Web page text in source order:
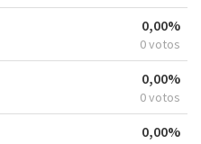
0,00%
0 votos
0,00%
0 votos
0,00%